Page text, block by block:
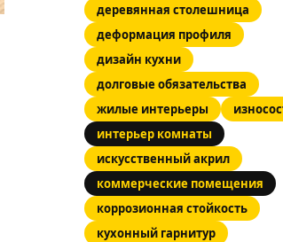
деревянная столешница
деформация профиля
дизайн кухни
долговые обязательства
жилые интерьеры
интерьер комнаты
искусственный акрил
коммерческие помещения
коррозионная стойкость
кухонный гарнитур